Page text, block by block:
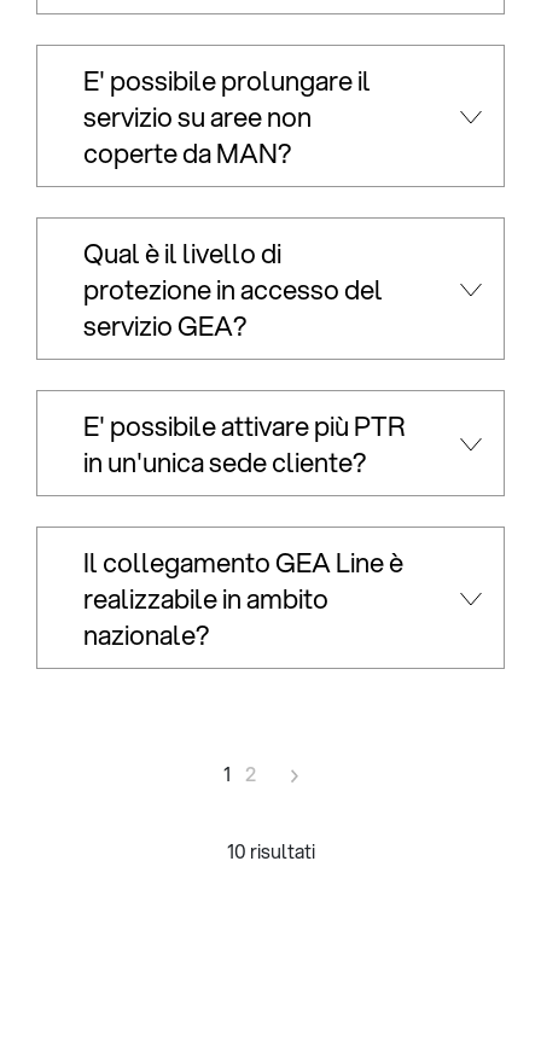
E' possibile prolungare il
servizio su aree non
coperte da MAN?
Qual è il livello di
protezione in accesso del
servizio GEA?
E' possibile attivare più PTR
in un'unica sede cliente?
Il collegamento GEA Line è
realizzabile in ambito
nazionale?
1 2
10 risultati